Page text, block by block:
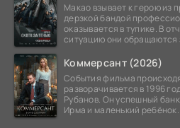
Макао взывает к герою из
дерзкой бандой
оказывается в тупике. В
ситуацию они
Коммерсант (2026)
События фильма
разворачивается в 1996
Рубанов. Он успешный
Ирма и маленький